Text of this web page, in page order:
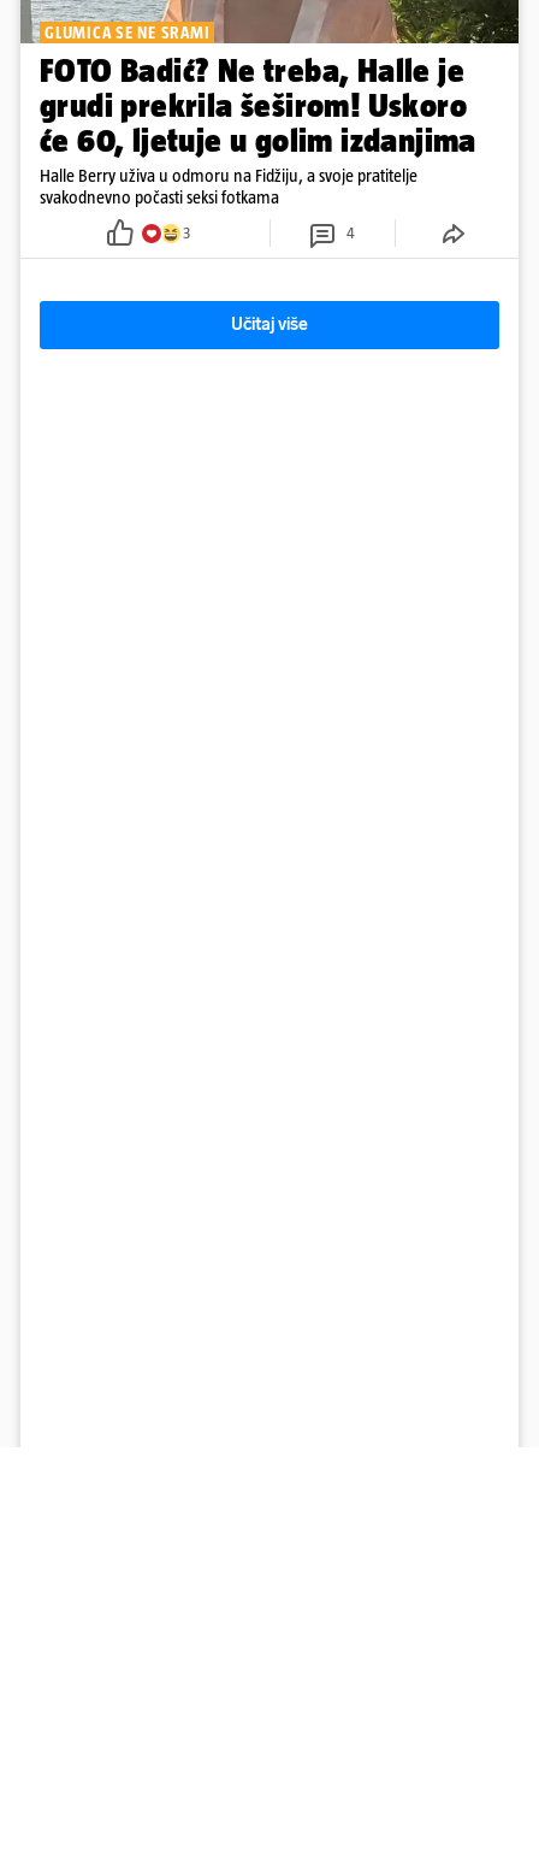
GLUMICA SE NE SRAMI
FOTO Badić? Ne treba, Halle je
grudi prekrila šeširom! Uskoro
će 60, ljetuje u golim izdanjima
Halle Berry uživa u odmoru na Fidžiju, a svoje pratitelje
svakodnevno počasti seksi fotkama
3 4
Učitaj više